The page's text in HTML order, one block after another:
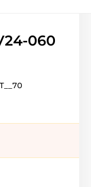
060